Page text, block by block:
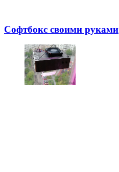
Софтбокс своими руками